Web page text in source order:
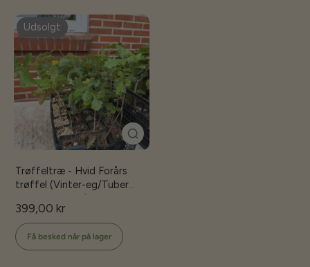
Udsolgt
Trøffeltræ - Hvid Forårs
trøffel (Vinter-eg/Tuber
melanosporum)
399,00 kr
Få besked når på lager